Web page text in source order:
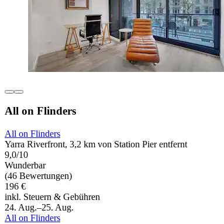
All on Flinders
All on Flinders
Yarra Riverfront, 3,2 km von Station Pier entfernt
9,0/10
Wunderbar
(46 Bewertungen)
196 €
inkl. Steuern & Gebühren
24. Aug.–25. Aug.
All on Flinders